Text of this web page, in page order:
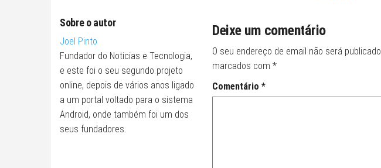
Sobre o autor
Joel Pinto
Fundador do Noticias e Tecnologia,
e este foi o seu segundo projeto
online, depois de vários anos ligado
a um portal voltado para o sistema
Android, onde também foi um dos
seus fundadores.
Deixe um comentário
O seu endereço de email não será publicado.
marcados com *
Comentário *